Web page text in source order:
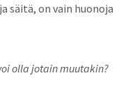
säitä, on vain huonoja
olla jotain muutakin?